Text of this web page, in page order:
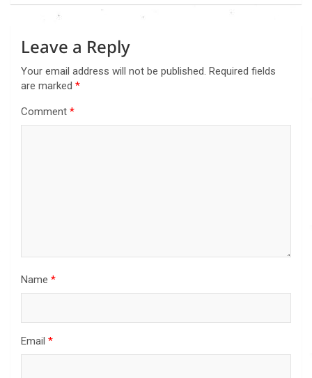
Leave a Reply
Your email address will not be published. Required fields
are marked *
Comment *
Name *
Email *